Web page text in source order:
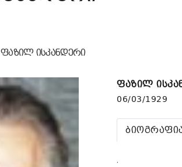
ფაზილ ისკანდერი
ფაზილ
06/03/1929
.